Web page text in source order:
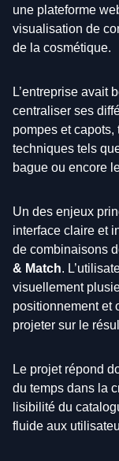
une plateforme
visualisation de
de la cosmétique.
L’entreprise avait
centraliser ses
pompes et
techniques tels
bague ou encore
Un des enjeux
interface claire et
de combinaisons
& Match.
visuellement
positionnement et
projeter sur le
Le projet répond
du temps dans la
lisibilité du
fluide aux